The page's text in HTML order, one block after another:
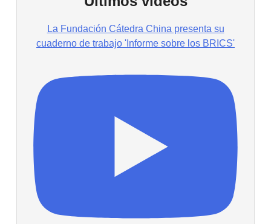
La Fundación Cátedra China presenta su
cuaderno de trabajo 'Informe sobre los BRICS'